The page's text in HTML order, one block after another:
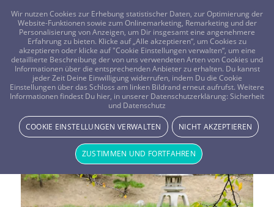
FRAGEN? KOSTENLOS ANRUFEN: 0800-8478266
Meditative Reisen, entspannen im
Yoga Kloster
YOGA & MEDITATION
Wir nutzen Cookies zur Erhebung statistischer Daten, zur Optimierung der
Website-Funktionen sowie zum Onlinemarketing, Remarketing und der
Personalisierung von Anzeigen, um Dir insgesamt eine angenehmere
Erfahrung zu bieten. Klicke auf „Alle akzeptieren“, um Cookies zu
akzeptieren oder klicke auf "Cookie Einstellungen verwalten“, um eine
detaillierte Beschreibung der von uns verwendeten Arten von Cookies und
Informationen über die entsprechenden Anbieter zu erhalten. Du kannst
jeder Zeit Deine Einwilligung widerrufen, indem Du die Cookie
Einstellungen über das Schloss am linken Bildrand erneut aufrufst. Weitere
Informationen findest Du hier, in unserer Datenschutzerklärung: Sicherheit
und Datenschutz
COOKIE EINSTELLUNGEN VERWALTEN NICHT AKZEPTIEREN
ZUSTIMMEN UND FORTFAHREN